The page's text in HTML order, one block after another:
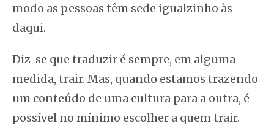
modo as pessoas têm sede igualzinho às
daqui.
Diz-se que traduzir é sempre, em alguma
medida, trair. Mas, quando estamos trazendo
um conteúdo de uma cultura para a outra, é
possível no mínimo escolher a quem trair.